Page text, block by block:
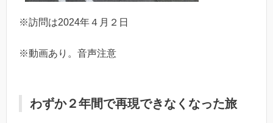
※訪問は2024年４月２日
※動画あり。音声注意
わずか２年間で再現できなくなった旅